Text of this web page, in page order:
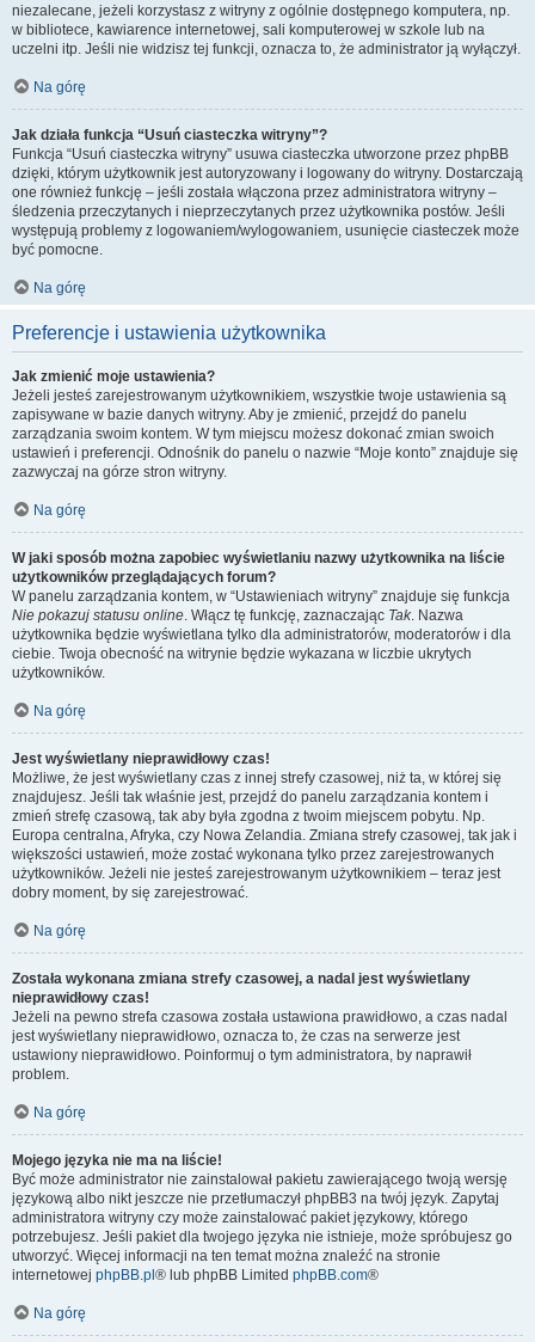
niezalecane, jeżeli korzystasz z witryny z ogólnie dostępnego komputera, np.
w bibliotece, kawiarence internetowej, sali komputerowej w szkole lub na
uczelni itp. Jeśli nie widzisz tej funkcji, oznacza to, że administrator ją wyłączył.
Na górę
Jak działa funkcja “Usuń ciasteczka witryny”?
Funkcja “Usuń ciasteczka witryny” usuwa ciasteczka utworzone przez phpBB
dzięki, którym użytkownik jest autoryzowany i logowany do witryny. Dostarczają
one również funkcję – jeśli została włączona przez administratora witryny –
śledzenia przeczytanych i nieprzeczytanych przez użytkownika postów. Jeśli
występują problemy z logowaniem/wylogowaniem, usunięcie ciasteczek może
być pomocne.
Na górę
Preferencje i ustawienia użytkownika
Jak zmienić moje ustawienia?
Jeżeli jesteś zarejestrowanym użytkownikiem, wszystkie twoje ustawienia są
zapisywane w bazie danych witryny. Aby je zmienić, przejdź do panelu
zarządzania swoim kontem. W tym miejscu możesz dokonać zmian swoich
ustawień i preferencji. Odnośnik do panelu o nazwie “Moje konto” znajduje się
zazwyczaj na górze stron witryny.
Na górę
W jaki sposób można zapobiec wyświetlaniu nazwy użytkownika na liście
użytkowników przeglądających forum?
W panelu zarządzania kontem, w “Ustawieniach witryny” znajduje się funkcja
Nie pokazuj statusu online. Włącz tę funkcję, zaznaczając Tak. Nazwa
użytkownika będzie wyświetlana tylko dla administratorów, moderatorów i dla
ciebie. Twoja obecność na witrynie będzie wykazana w liczbie ukrytych
użytkowników.
Na górę
Jest wyświetlany nieprawidłowy czas!
Możliwe, że jest wyświetlany czas z innej strefy czasowej, niż ta, w której się
znajdujesz. Jeśli tak właśnie jest, przejdź do panelu zarządzania kontem i
zmień strefę czasową, tak aby była zgodna z twoim miejscem pobytu. Np.
Europa centralna, Afryka, czy Nowa Zelandia. Zmiana strefy czasowej, tak jak i
większości ustawień, może zostać wykonana tylko przez zarejestrowanych
użytkowników. Jeżeli nie jesteś zarejestrowanym użytkownikiem – teraz jest
dobry moment, by się zarejestrować.
Na górę
Została wykonana zmiana strefy czasowej, a nadal jest wyświetlany
nieprawidłowy czas!
Jeżeli na pewno strefa czasowa została ustawiona prawidłowo, a czas nadal
jest wyświetlany nieprawidłowo, oznacza to, że czas na serwerze jest
ustawiony nieprawidłowo. Poinformuj o tym administratora, by naprawił
problem.
Na górę
Mojego języka nie ma na liście!
Być może administrator nie zainstalował pakietu zawierającego twoją wersję
językową albo nikt jeszcze nie przetłumaczył phpBB3 na twój język. Zapytaj
administratora witryny czy może zainstalować pakiet językowy, którego
potrzebujesz. Jeśli pakiet dla twojego języka nie istnieje, może spróbujesz go
utworzyć. Więcej informacji na ten temat można znaleźć na stronie
internetowej phpBB.pl ® lub phpBB Limited phpBB.com®
Na górę